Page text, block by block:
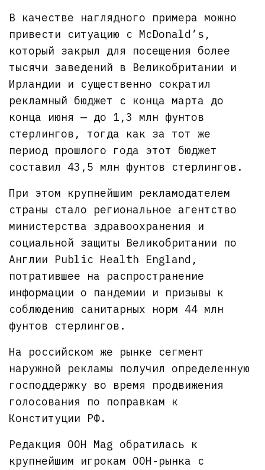
В качестве наглядного примера можно
привести ситуацию с McDonald’s,
который закрыл для посещения более
тысячи заведений в Великобритании и
Ирландии и существенно сократил
рекламный бюджет с конца марта до
конца июня — до 1,3 млн фунтов
стерлингов, тогда как за тот же
период прошлого года этот бюджет
составил 43,5 млн фунтов стерлингов.
При этом крупнейшим рекламодателем
страны стало региональное агентство
министерства здравоохранения и
социальной защиты Великобритании по
Англии Public Health England,
потратившее на распространение
информации о пандемии и призывы к
соблюдению санитарных норм 44 млн
фунтов стерлингов.
На российском же рынке сегмент
наружной рекламы получил определенную
господдержку во время продвижения
голосования по поправкам к
Конституции РФ.
Редакция OOH Mag обратилась к
крупнейшим игрокам OOH-рынка с